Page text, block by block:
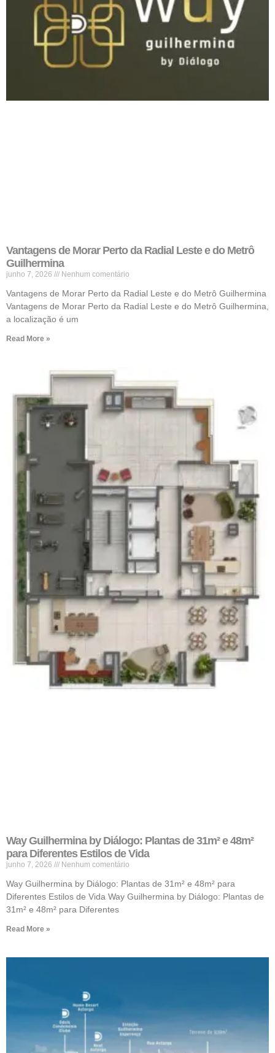
Vantagens de Morar Perto da Radial Leste e do Metrô
Guilhermina
junho 7, 2026 Nenhum comentário
Vantagens de Morar Perto da Radial Leste e do Metrô Guilhermina
Vantagens de Morar Perto da Radial Leste e do Metrô Guilhermina,
a localização é um
Read More »
Way Guilhermina by Diálogo: Plantas de 31m² e 48m²
para Diferentes Estilos de Vida
junho 7, 2026 Nenhum comentário
Way Guilhermina by Diálogo: Plantas de 31m² e 48m² para
Diferentes Estilos de Vida Way Guilhermina by Diálogo: Plantas de
31m² e 48m² para Diferentes
Read More »